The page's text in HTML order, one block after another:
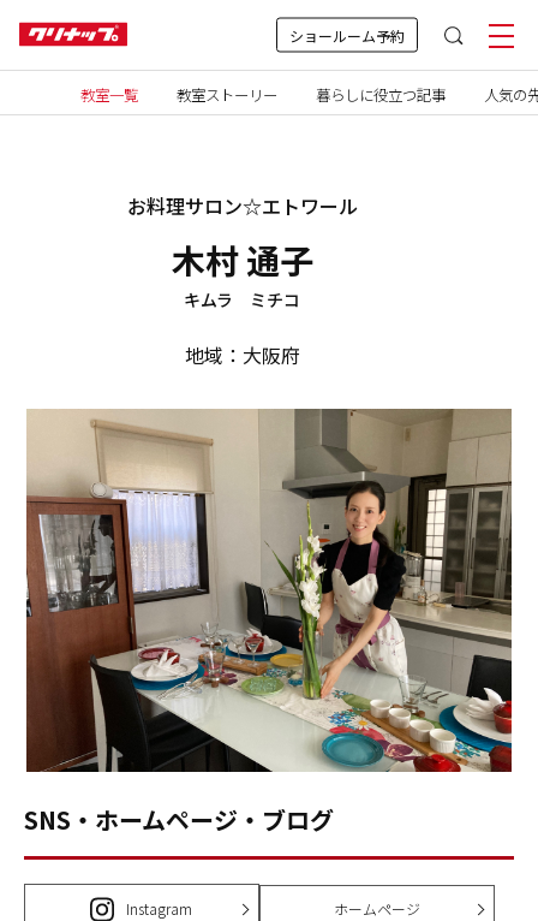
ショールーム予約
教室一覧 教室ストーリー 暮らしに役立つ記事 人気の
お料理サロン☆エトワール
木村 通子
キムラ ミチコ
地域：大阪府
SNS・ホームページ・ブログ
Instagram ホームページ